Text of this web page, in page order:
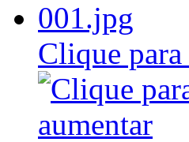
Clique